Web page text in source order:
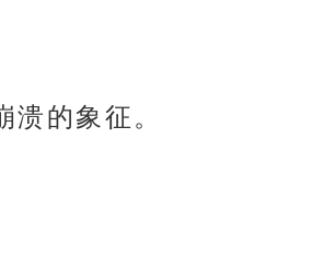
的象征。